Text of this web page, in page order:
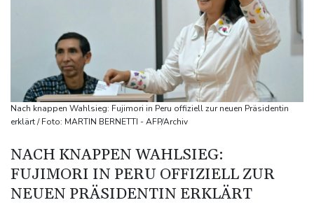
Syrische Staatsmedien: Bombe in Kleinbus nahe Damaskus
explodiert
Bundesanwaltschaft übernimmt Ermittlungen zu Sprengstoff-
Drohne in Leipzig
42,2 Grad: Allzeit-Hitzerekord in der Slowakei nach nur einem
Tag gebrochen
Französische Sängerin Vanessa Paradis gibt Trennung von
Regisseur Benchetrit bekannt
Tour de France Femmes: Lippert sprintet am Etappensieg vorbei
Schwimm-EM: Hentschel/Müller gewinnen Synchron-Bronze
Nach knappen Wahlsieg: Fujimori in Peru offiziell zur neuen Präsidentin
erklärt / Foto: MARTIN BERNETTI - AFP/Archiv
NACH KNAPPEN WAHLSIEG:
FUJIMORI IN PERU OFFIZIELL ZUR
NEUEN PRÄSIDENTIN ERKLÄRT